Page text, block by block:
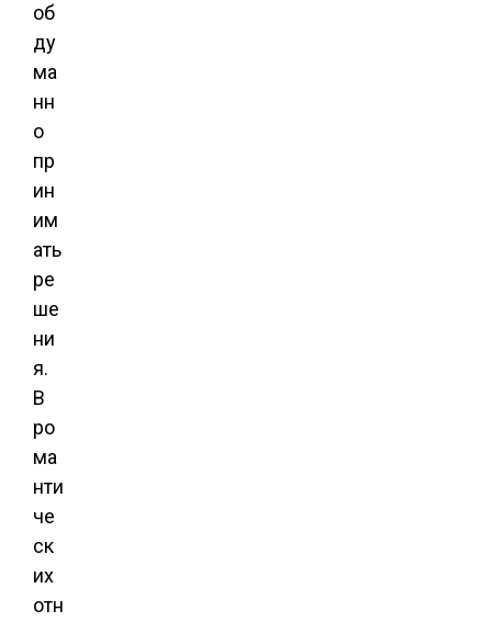
об
ду
ма
нн
о
пр
ин
им
ать
ре
ше
ни
я.
В
ро
ма
нти
че
ск
их
отн